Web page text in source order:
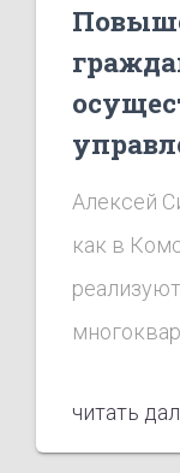
Алексей
как в
читать